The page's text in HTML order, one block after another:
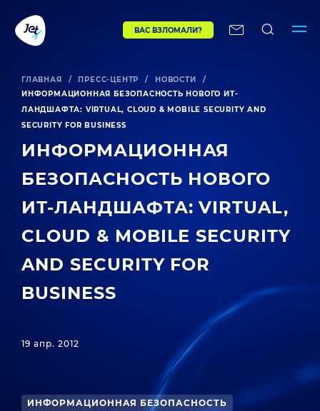
ВАС ВЗЛОМАЛИ?
ГЛАВНАЯ / ПРЕСС-ЦЕНТР / НОВОСТИ
/
ИНФОРМАЦИОННАЯ БЕЗОПАСНОСТЬ НОВОГО ИТ-
ЛАНДШАФТА: VIRTUAL, CLOUD & MOBILE SECURITY AND
SECURITY FOR BUSINESS
ИНФОРМАЦИОННАЯ
БЕЗОПАСНОСТЬ НОВОГО
ИТ-ЛАНДШАФТА: VIRTUAL,
CLOUD & MOBILE SECURITY
AND SECURITY FOR
BUSINESS
19 апр. 2012
ИНФОРМАЦИОННАЯ БЕЗОПАСНОСТЬ